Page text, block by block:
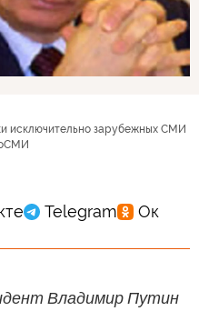
исключительно зарубежных СМИ
Владимир Путин